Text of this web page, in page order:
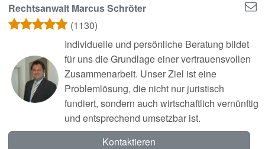
Rechtsanwalt Marcus Schröter
(1130)
Individuelle und persönliche Beratung bildet
für uns die Grundlage einer vertrauensvollen
Zusammenarbeit. Unser Ziel ist eine
Problemlösung, die nicht nur juristisch
fundiert, sondern auch wirtschaftlich vernünftig
und entsprechend umsetzbar ist.
Kontaktieren